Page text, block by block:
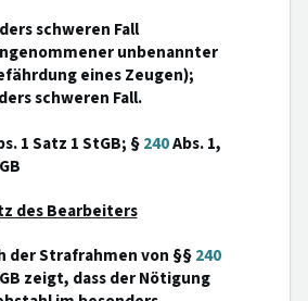
schweren Fall
unbenannter
eines Zeugen);
schweren Fall.
1 Satz 1 StGB; §240Abs. 1,
des Bearbeiters
der Strafrahmen von §§240
zeigt, dass der Nötigung